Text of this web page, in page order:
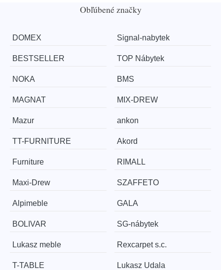
Obľúbené značky
DOMEX Signal-nabytek
BESTSELLER TOP Nábytek
NOKA BMS
MAGNAT MIX-DREW
Mazur ankon
TT-FURNITURE Akord
Furniture RIMALL
Maxi-Drew SZAFFETO
Alpimeble GALA
BOLIVAR SG-nábytek
Lukasz meble Rexcarpet s.c.
T-TABLE Lukasz Udala